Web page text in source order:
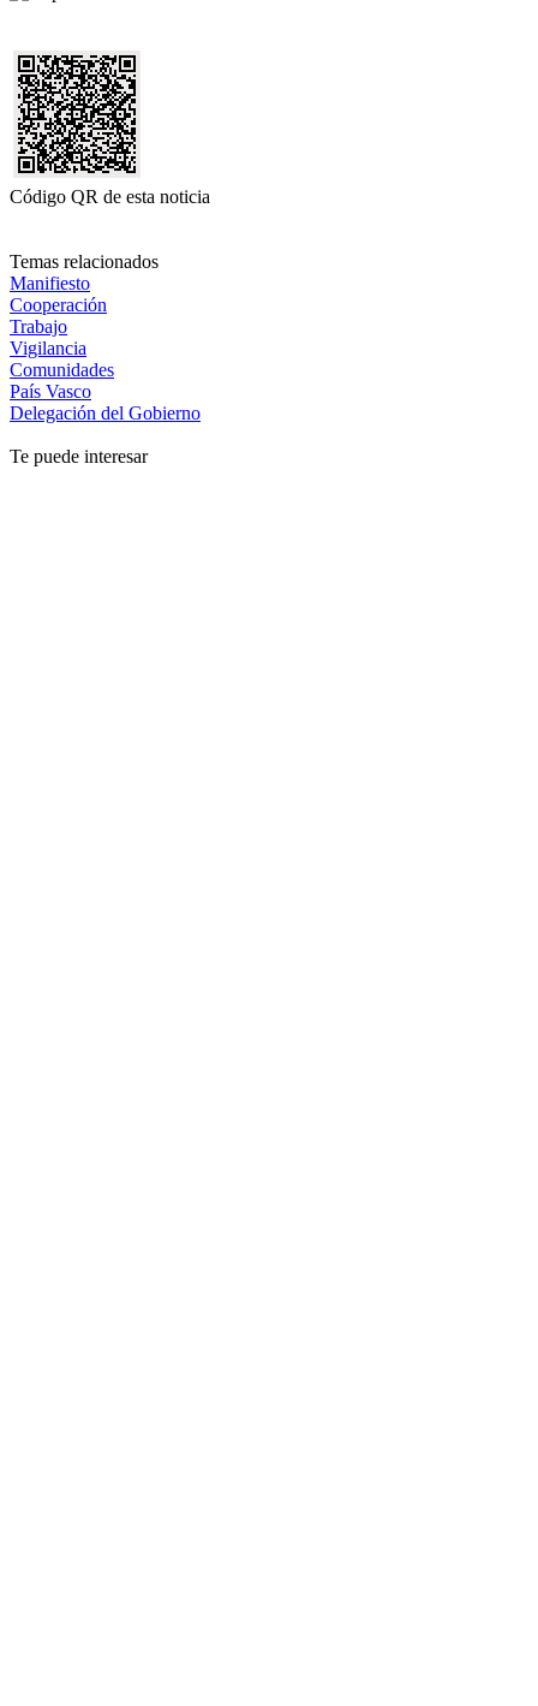
Código QR de esta noticia
Temas relacionados
Manifiesto
Cooperación
Trabajo
Vigilancia
Comunidades
País Vasco
Delegación del Gobierno
Te puede interesar